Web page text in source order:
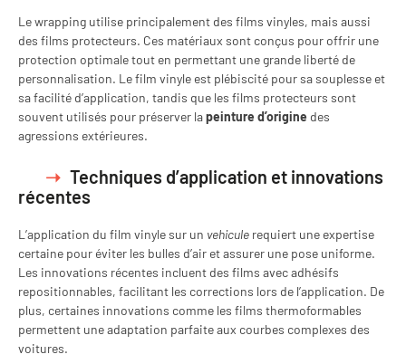
Le wrapping utilise principalement des films vinyles, mais aussi
des films protecteurs. Ces matériaux sont conçus pour offrir une
protection optimale tout en permettant une grande liberté de
personnalisation. Le film vinyle est plébiscité pour sa souplesse et
sa facilité d’application, tandis que les films protecteurs sont
souvent utilisés pour préserver lapeinture d’origine des
agressions extérieures.
Techniques d’application et innovations
récentes
L’application du film vinyle sur un vehicule requiert une expertise
certaine pour éviter les bulles d’air et assurer une pose uniforme.
Les innovations récentes incluent des films avec adhésifs
repositionnables, facilitant les corrections lors de l’application. De
plus, certaines innovations comme les films thermoformables
permettent une adaptation parfaite aux courbes complexes des
voitures.